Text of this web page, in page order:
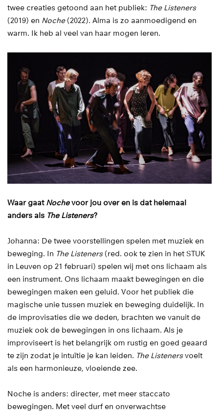
twee creaties getoond aan het publiek: The Listeners
(2019) en Noche(2022). Alma is zo aanmoedigend en
warm. Ik heb al veel van haar mogen leren.
Waar gaat Nochevoor jou over en is dat helemaal
anders als The Listeners?
Johanna: De twee voorstellingen spelen met muziek en
beweging. In The Listeners (red. ook te zien in het STUK
in Leuven op 21 februari) spelen wij met ons lichaam als
een instrument. Ons lichaam maakt bewegingen en die
bewegingen maken een geluid. Voor het publiek die
magische unie tussen muziek en beweging duidelijk. In
de improvisaties die we deden, brachten we vanuit de
muziek ook de bewegingen in ons lichaam. Als je
improviseert is het belangrijk om rustig en goed geaard
te zijn zodat je intuïtie je kan leiden. The Listenersvoelt
als een harmonieuze, vloeiende zee.
Noche is anders: directer, met meer staccato
bewegingen. Met veel durf en onverwachtse